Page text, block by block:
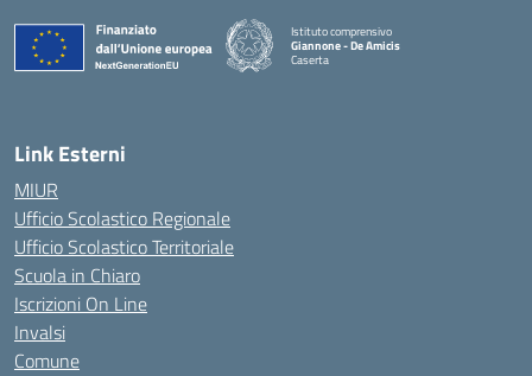
Istituto comprensivo
Giannone - De Amicis
Caserta
Link Esterni
MIUR
Ufficio Scolastico Regionale
Ufficio Scolastico Territoriale
Scuola in Chiaro
Iscrizioni On Line
Invalsi
Comune